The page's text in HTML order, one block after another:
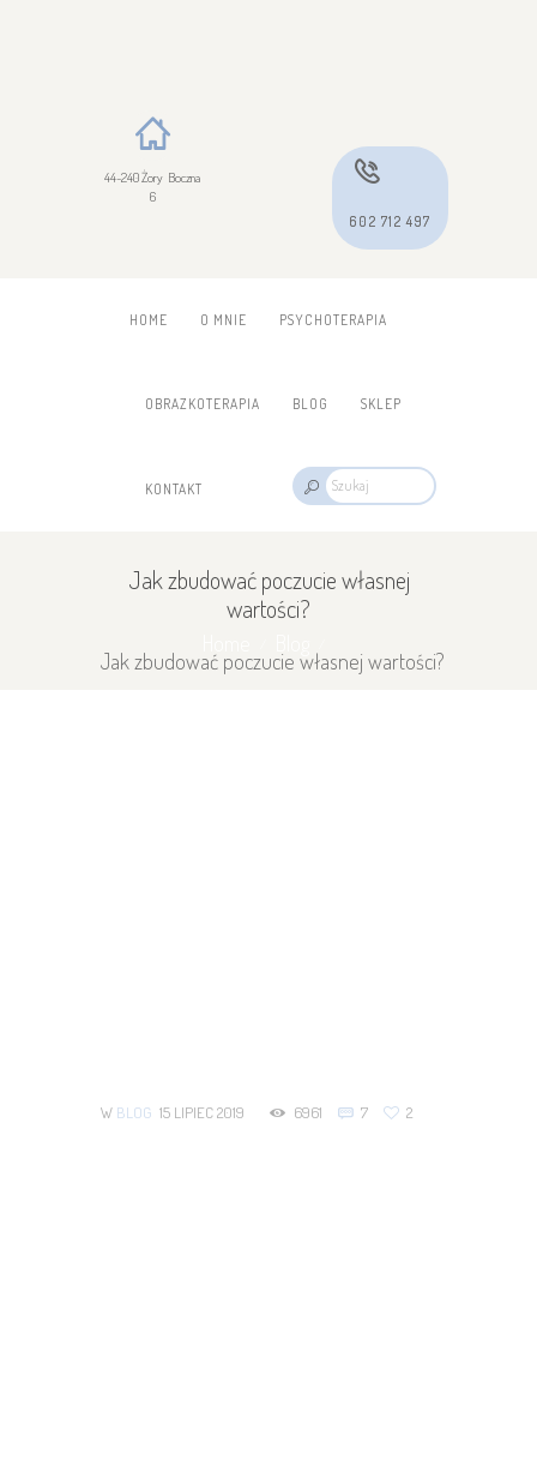
44-240 Żory Boczna
6
602 712 497
HOME O MNIE PSYCHOTERAPIA
OBRAZKOTERAPIA BLOG SKLEP
KONTAKT
Jak zbudować poczucie własnej
wartości?
Jak zbudować poczucie własnej wartości?
W BLOG 15 LIPIEC 2019 6961 7 2